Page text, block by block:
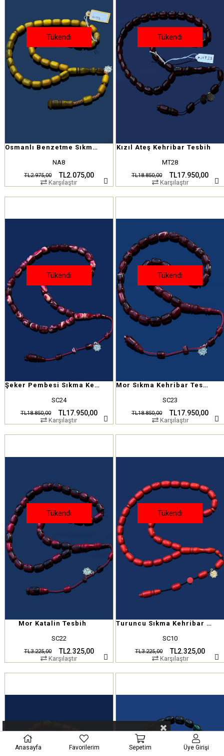
Tükendi
Osmanlı Benzetme Sıkma Kehribar
NA8
TL2.075,00
TL2.975,00
Karşılaştır
Tükendi
Kızıl Ateş Kehribar Tesbih
MT28
TL17.950,00
TL18.850,00
Karşılaştır
Tükendi
Şeker Pembesi Sıkma Kehribar Tesbih
SC24
TL17.950,00
TL18.850,00
Karşılaştır
Tükendi
Mor Sıkma Kehribar Tesbih
SC23
TL17.950,00
TL18.850,00
Karşılaştır
Tükendi
Mor Katalin Tesbih
SC22
TL2.325,00
TL3.225,00
Karşılaştır
Tükendi
Turuncu Sıkma Kehribar Tesbih
SC10
TL2.325,00
TL3.225,00
Karşılaştır
Tükendi
Anasayfa Favorilerim Sepetim Üye Girişi